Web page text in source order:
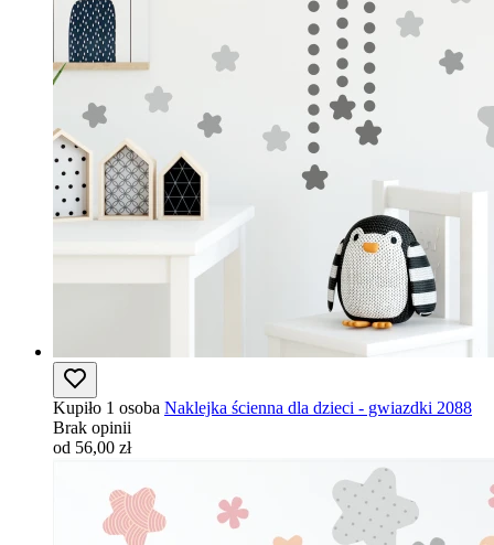
Kupiło 1 osoba Naklejka ścienna dla dzieci - gwiazdki 2088
Brak opinii
od 56,00 zł